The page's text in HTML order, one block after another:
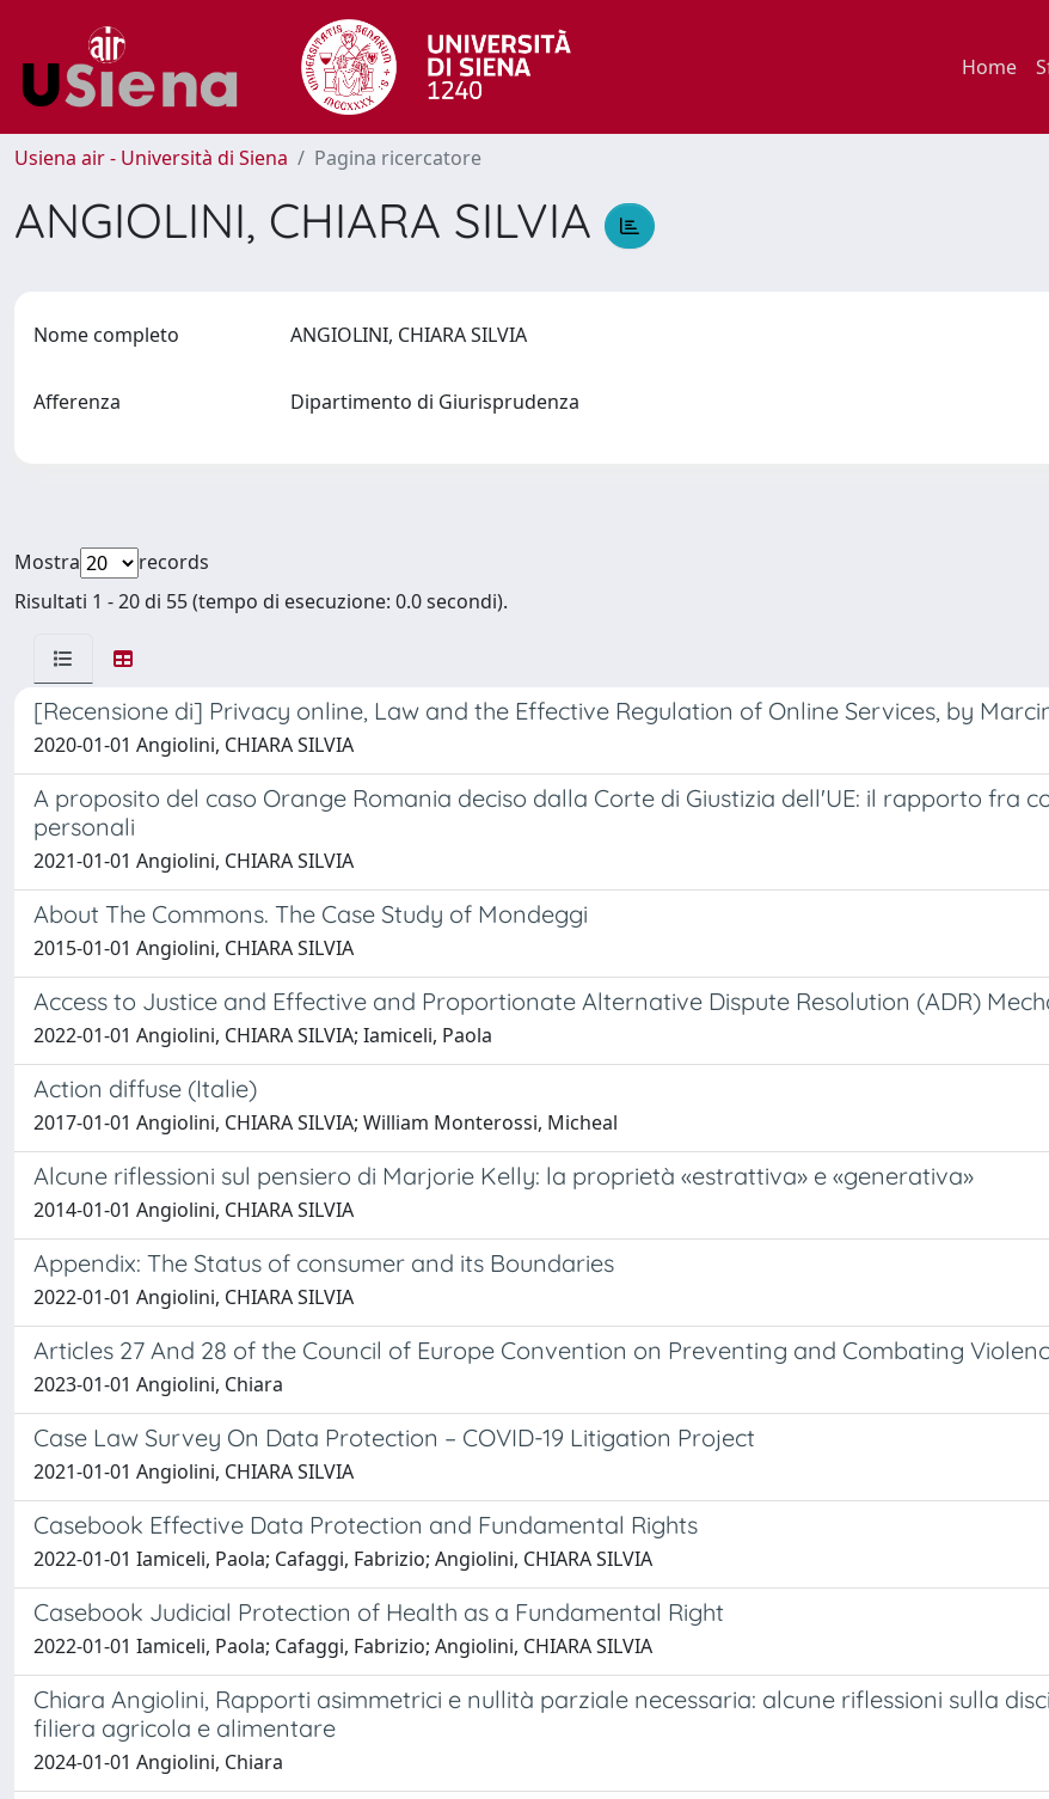
Home
Usiena air - Università di Siena Pagina ricercatore
ANGIOLINI, CHIARA SILVIA
Nome completo ANGIOLINI, CHIARA SILVIA
Afferenza Dipartimento di Giurisprudenza
Mostra
records
Risultati 1 - 20 di 55 (tempo di esecuzione: 0.0 secondi).
[Recensione di] Privacy online, Law and the Effective Regulation of Online Services, by
2020-01-01 Angiolini, CHIARA SILVIA
A proposito del caso Orange Romania deciso dalla Corte di Giustizia dell'UE: il rapporto fra
personali
2021-01-01 Angiolini, CHIARA SILVIA
About The Commons. The Case Study of Mondeggi
2015-01-01 Angiolini, CHIARA SILVIA
Access to Justice and Effective and Proportionate Alternative Dispute Resolution (ADR)
2022-01-01 Angiolini, CHIARA SILVIA; Iamiceli, Paola
Action diffuse (Italie)
2017-01-01 Angiolini, CHIARA SILVIA; William Monterossi, Micheal
Alcune riflessioni sul pensiero di Marjorie Kelly: la proprietà «estrattiva» e «generativa»
2014-01-01 Angiolini, CHIARA SILVIA
Appendix: The Status of consumer and its Boundaries
2022-01-01 Angiolini, CHIARA SILVIA
Articles 27 And 28 of the Council of Europe Convention on Preventing and Combating
2023-01-01 Angiolini, Chiara
Case Law Survey On Data Protection – COVID-19 Litigation Project
2021-01-01 Angiolini, CHIARA SILVIA
Casebook Effective Data Protection and Fundamental Rights
2022-01-01 Iamiceli, Paola; Cafaggi, Fabrizio; Angiolini, CHIARA SILVIA
Casebook Judicial Protection of Health as a Fundamental Right
2022-01-01 Iamiceli, Paola; Cafaggi, Fabrizio; Angiolini, CHIARA SILVIA
Chiara Angiolini, Rapporti asimmetrici e nullità parziale necessaria: alcune riflessioni sulla
filiera agricola e alimentare
2024-01-01 Angiolini, Chiara